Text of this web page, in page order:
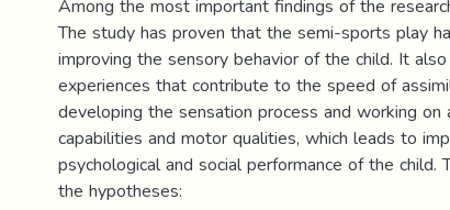
The study has proven that the semi-sports play
improving the sensory behavior of the child. It
experiences that contribute to the speed of
developing the sensation process and working on
capabilities and motor qualities, which leads to
psychological and social performance of the
the hypotheses: